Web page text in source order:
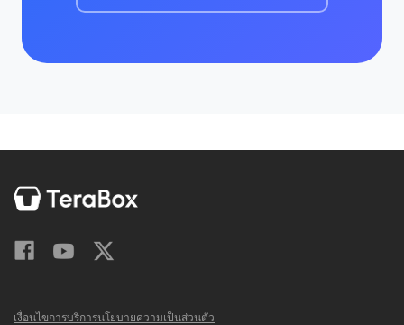
เงื่อนไขการบริการนโยบายความเป็นส่วนตัว